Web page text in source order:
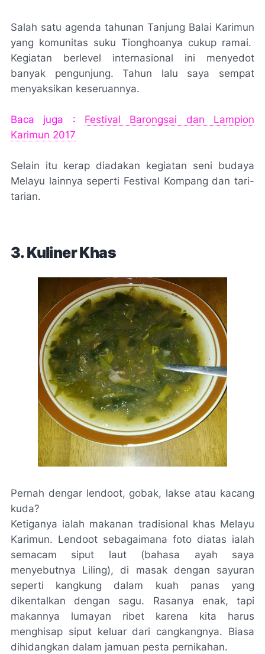
Salah satu agenda tahunan Tanjung Balai Karimun
yang komunitas suku Tionghoanya cukup ramai.
Kegiatan berlevel internasional ini menyedot
banyak pengunjung. Tahun lalu saya sempat
menyaksikan keseruannya.
Baca juga : Festival Barongsai dan Lampion
Karimun 2017
Selain itu kerap diadakan kegiatan seni budaya
Melayu lainnya seperti Festival Kompang dan tari-
tarian.
3. Kuliner Khas
Pernah dengar lendoot, gobak, lakse atau kacang
kuda?
Ketiganya ialah makanan tradisional khas Melayu
Karimun. Lendoot sebagaimana foto diatas ialah
semacam siput laut (bahasa ayah saya
menyebutnya Liling), di masak dengan sayuran
seperti kangkung dalam kuah panas yang
dikentalkan dengan sagu. Rasanya enak, tapi
makannya lumayan ribet karena kita harus
menghisap siput keluar dari cangkangnya. Biasa
dihidangkan dalam jamuan pesta pernikahan.